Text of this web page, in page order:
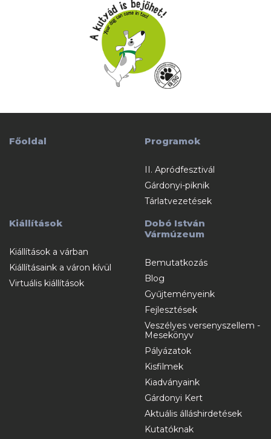
Főoldal Programok
II. Apródfesztivál
Gárdonyi-piknik
Tárlatvezetések
Kiállítások
Kiállítások a várban
Kiállításaink a váron kívül
Virtuális kiállítások
Dobó István
Vármúzeum
Bemutatkozás
Blog
Gyűjteményeink
Fejlesztések
Veszélyes versenyszellem -
Mesekönyv
Pályázatok
Kisfilmek
Kiadványaink
Gárdonyi Kert
Aktuális álláshirdetések
Kutatóknak